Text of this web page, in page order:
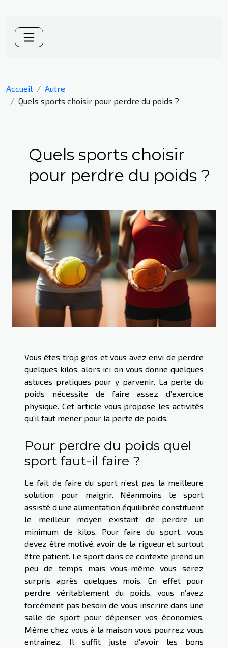
Accueil
Autre
Quels sports choisir pour perdre du poids ?
Quels sports choisir
pour perdre du poids ?
Vous êtes trop gros et vous avez envi de perdre
quelques kilos, alors ici on vous donne quelques
astuces pratiques pour y parvenir. La perte du
poids nécessite de faire assez d’exercice
physique. Cet article vous propose les activités
qu'il faut mener pour la perte de poids.
Pour perdre du poids quel
sport faut-il faire ?
Le fait de faire du sport n’est pas la meilleure
solution pour maigrir. Néanmoins le sport
assisté d’une alimentation équilibrée constituent
le meilleur moyen existant de perdre un
minimum de kilos. Pour faire du sport, vous
devez être motivé, avoir de la rigueur et surtout
être patient. Le sport dans ce contexte prend un
peu de temps mais vous-même vous serez
surpris après quelques mois. En effet pour
perdre véritablement du poids, vous n’avez
forcément pas besoin de vous inscrire dans une
salle de sport pour dépenser vos économies.
Même chez vous à la maison vous pourrez vous
entrainez. Il suffit juste d’avoir les bons